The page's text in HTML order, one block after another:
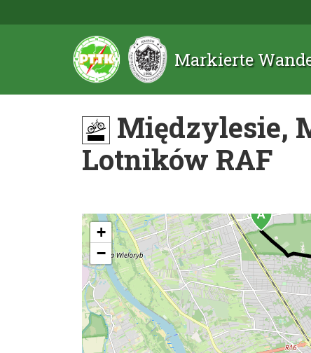
Markierte
Międzylesie,
Lotników RAF
+
−